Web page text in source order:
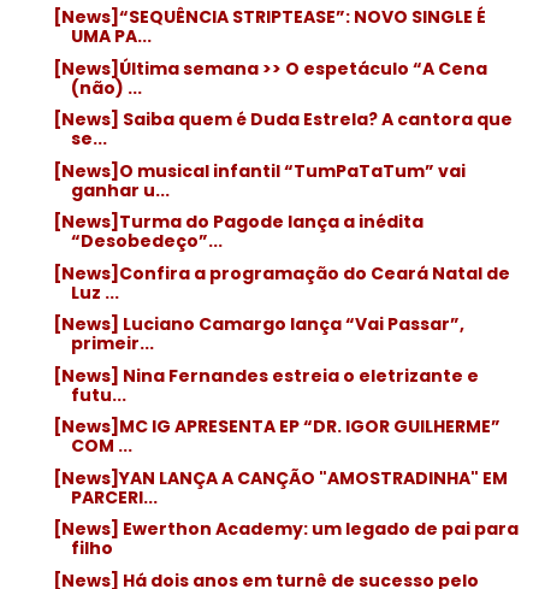
[News]“SEQUÊNCIA STRIPTEASE”: NOVO SINGLE É
UMA PA...
[News]Última semana >> O espetáculo “A Cena
(não) ...
[News] Saiba quem é Duda Estrela? A cantora que
se...
[News]O musical infantil “TumPaTaTum” vai
ganhar u...
[News]Turma do Pagode lança a inédita
“Desobedeço”...
[News]Confira a programação do Ceará Natal de
Luz ...
[News] Luciano Camargo lança “Vai Passar”,
primeir...
[News] Nina Fernandes estreia o eletrizante e
futu...
[News]MC IG APRESENTA EP “DR. IGOR GUILHERME”
COM ...
[News]YAN LANÇA A CANÇÃO "AMOSTRADINHA" EM
PARCERI...
[News] Ewerthon Academy: um legado de pai para
filho
[News] Há dois anos em turnê de sucesso pelo